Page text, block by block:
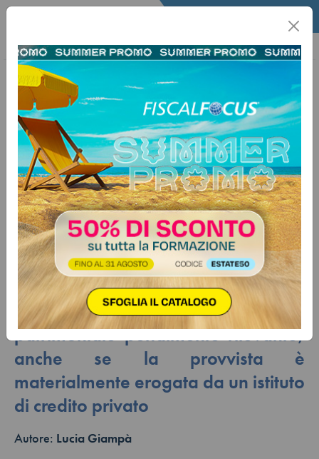
Home Quotidiano Il Quotidiano Articoli Legali
17 marzo 2026
Categorie: Contenzioso Varie
Fondo PMI: la falsa
documentazione ai fini della
garanzia integra la truffa
aggravata
La garanzia pubblica rilasciata a
sostegno di un finanziamento
bancario integra un’utilità
patrimoniale penalmente rilevante,
anche se la provvista è
materialmente erogata da un istituto
di credito privato
Autore: Lucia Giampà